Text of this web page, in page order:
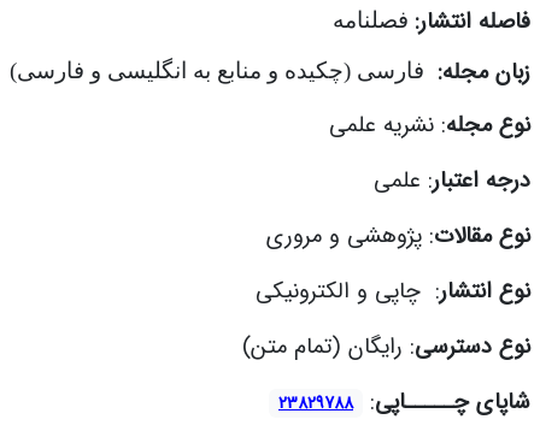
فاصله انتشار: فصلنامه
زبان مجله: فارسی (چکیده و منابع به انگلیسی و فارسی)
نوع مجله: نشریه علمی
درجه اعتبار: علمی
نوع مقالات: پژوهشی و مروری
نوع انتشار: چاپی و الکترونیکی
نوع دسترسی: رایگان (تمام متن)
شاپای چـــــاپی:
23829788